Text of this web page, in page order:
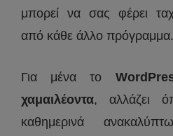
μπορεί να σας φέρει
από κάθε άλλο πρόγραμμα.
Για μένα το
χαμαιλέοντα, αλλάζει
καθημερινά